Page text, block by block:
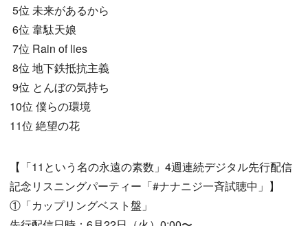
5位 未来があるから
6位 韋駄天娘
7位 Rain of lies
8位 地下鉄抵抗主義
9位 とんぼの気持ち
10位 僕らの環境
11位 絶望の花
【「11という名の永遠の素数」4週連続デジタル先行配信
記念リスニングパーティー「#ナナニジ一斉試聴中」】
①「カップリングベスト盤」